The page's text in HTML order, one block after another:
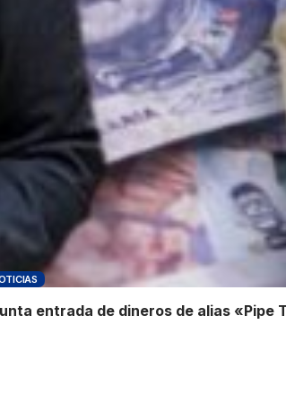
entrada de dineros de alias «Pipe